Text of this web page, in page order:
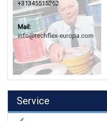
+31345515262
Mail:
info@techflex-europa.com
Service